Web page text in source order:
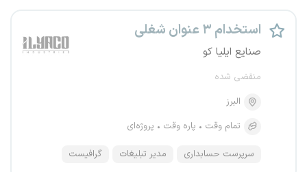
استخدام ۳ عنوان شغلی
صنایع ایلیا کو
منقضی شده
البرز
تمام وقت
پاره وقت پروژه‌ای
سرپرست حسابداری مدیر تبلیغات گرافیست